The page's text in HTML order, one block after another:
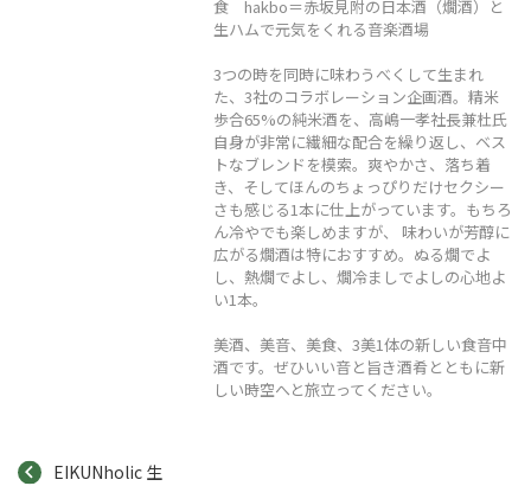
食 hakbo＝赤坂見附の日本酒（燗酒）と
生ハムで元気をくれる音楽酒場
3つの時を同時に味わうべくして生まれ
た、3社のコラボレーション企画酒。精米
歩合65%の純米酒を、高嶋一孝社長兼杜氏
自身が非常に繊細な配合を繰り返し、ベス
トなブレンドを模索。爽やかさ、落ち着
き、そしてほんのちょっぴりだけセクシー
さも感じる1本に仕上がっています。もちろ
ん冷やでも楽しめますが、 味わいが芳醇に
広がる燗酒は特におすすめ。ぬる燗でよ
し、熱燗でよし、燗冷ましでよしの心地よ
い1本。
美酒、美音、美食、3美1体の新しい食音中
酒です。ぜひいい音と旨き酒肴とともに新
しい時空へと旅立ってください。
EIKUNholic 生